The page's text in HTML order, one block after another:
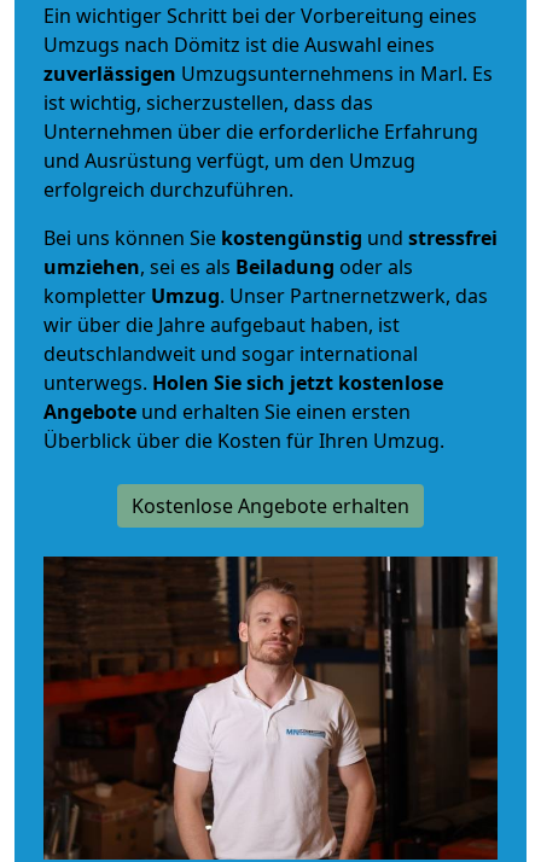
Ein wichtiger Schritt bei der Vorbereitung eines
Umzugs nach Dömitz ist die Auswahl eines
zuverlässigen Umzugsunternehmens in Marl. Es
ist wichtig, sicherzustellen, dass das
Unternehmen über die erforderliche Erfahrung
und Ausrüstung verfügt, um den Umzug
erfolgreich durchzuführen.
Bei uns können Sie kostengünstig und stressfrei
umziehen, sei es als Beiladung oder als
kompletter Umzug. Unser Partnernetzwerk, das
wir über die Jahre aufgebaut haben, ist
deutschlandweit und sogar international
unterwegs. Holen Sie sich jetzt kostenlose
Angebote und erhalten Sie einen ersten
Überblick über die Kosten für Ihren Umzug.
Kostenlose Angebote erhalten